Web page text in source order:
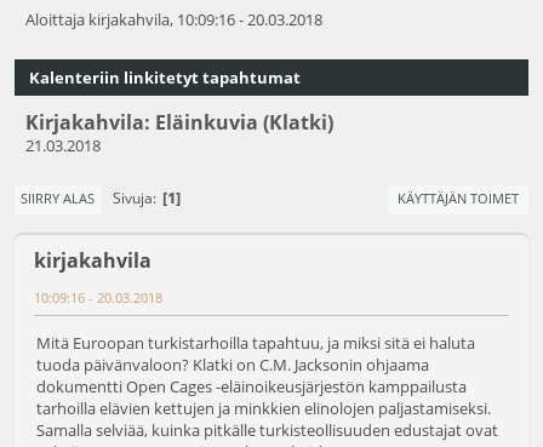
Aloittaja kirjakahvila, 10:09:16 - 20.03.2018
Kalenteriin linkitetyt tapahtumat
Kirjakahvila: Eläinkuvia (Klatki)
21.03.2018
SIIRRY ALAS Sivuja 1 KÄYTTÄJÄN TOIMET
kirjakahvila
10:09:16 - 20.03.2018
Mitä Euroopan turkistarhoilla tapahtuu, ja miksi sitä ei haluta
tuoda päivänvaloon? Klatki on C.M. Jacksonin ohjaama
dokumentti Open Cages -eläinoikeusjärjestön kamppailusta
tarhoilla elävien kettujen ja minkkien elinolojen paljastamiseksi.
Samalla selviää, kuinka pitkälle turkisteollisuuden edustajat ovat